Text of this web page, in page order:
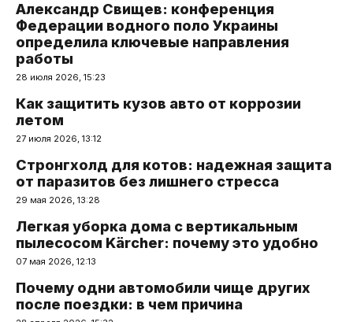
Александр Свищев: конференция
Федерации водного поло Украины
определила ключевые направления
работы
28 июля 2026, 15:23
Как защитить кузов авто от коррозии
летом
27 июля 2026, 13:12
Стронгхолд для котов: надежная защита
от паразитов без лишнего стресса
29 мая 2026, 13:28
Легкая уборка дома с вертикальным
пылесосом Kärcher: почему это удобно
07 мая 2026, 12:13
Почему одни автомобили чище других
после поездки: в чем причина